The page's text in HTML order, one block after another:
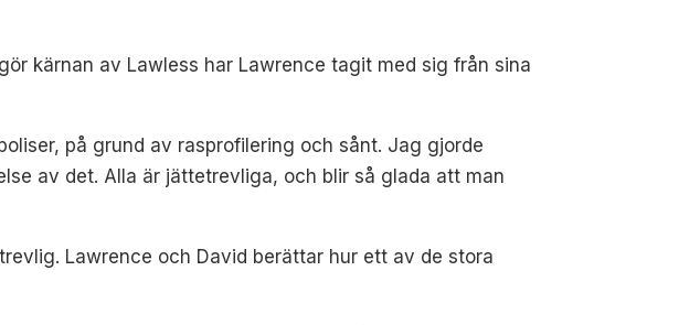
kärnan av Lawless har Lawrence tagit med sig från sina
på grund av rasprofilering och sånt. Jag gjorde
av det. Alla är jättetrevliga, och blir så glada att man
Lawrence och David berättar hur ett av de stora